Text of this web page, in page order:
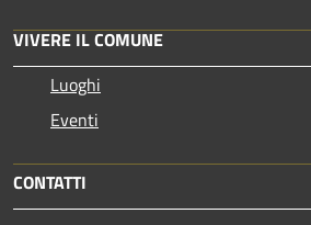
VIVERE IL COMUNE
Luoghi
Eventi
CONTATTI